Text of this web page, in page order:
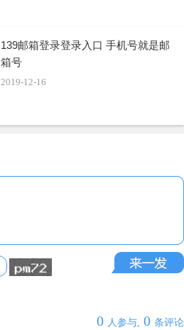
139邮箱登录登录入口 手机号就是邮
箱号
2019-12-16
0 人参与, 0 条评论